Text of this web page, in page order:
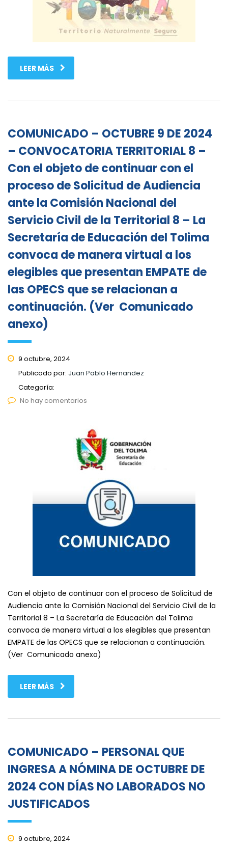
LEER MÁS
COMUNICADO – OCTUBRE 9 DE 2024
– CONVOCATORIA TERRITORIAL 8 –
Con el objeto de continuar con el
proceso de Solicitud de Audiencia
ante la Comisión Nacional del
Servicio Civil de la Territorial 8 – La
Secretaría de Educación del Tolima
convoca de manera virtual a los
elegibles que presentan EMPATE de
las OPECS que se relacionan a
continuación. (Ver Comunicado
anexo)
9 octubre, 2024
Publicado por: Juan Pablo Hernandez
Categoría:
No hay comentarios
Con el objeto de continuar con el proceso de Solicitud de
Audiencia ante la Comisión Nacional del Servicio Civil de la
Territorial 8 – La Secretaría de Educación del Tolima
convoca de manera virtual a los elegibles que presentan
EMPATE de las OPECS que se relacionan a continuación.
(Ver Comunicado anexo)
LEER MÁS
COMUNICADO – PERSONAL QUE
INGRESA A NÓMINA DE OCTUBRE DE
2024 CON DÍAS NO LABORADOS NO
JUSTIFICADOS
9 octubre, 2024